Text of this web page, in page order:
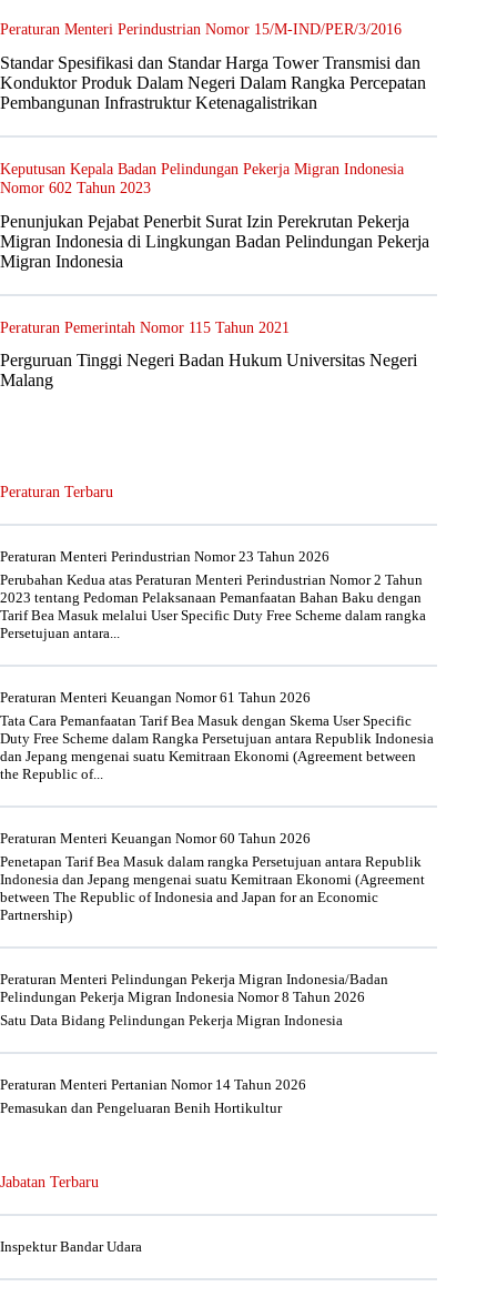
Peraturan Menteri Perindustrian Nomor 15/M-IND/PER/3/2016
Standar Spesifikasi dan Standar Harga Tower Transmisi dan
Konduktor Produk Dalam Negeri Dalam Rangka Percepatan
Pembangunan Infrastruktur Ketenagalistrikan
Keputusan Kepala Badan Pelindungan Pekerja Migran Indonesia
Nomor 602 Tahun 2023
Penunjukan Pejabat Penerbit Surat Izin Perekrutan Pekerja
Migran Indonesia di Lingkungan Badan Pelindungan Pekerja
Migran Indonesia
Peraturan Pemerintah Nomor 115 Tahun 2021
Perguruan Tinggi Negeri Badan Hukum Universitas Negeri
Malang
Peraturan Terbaru
Peraturan Menteri Perindustrian Nomor 23 Tahun 2026
Perubahan Kedua atas Peraturan Menteri Perindustrian Nomor 2 Tahun
2023 tentang Pedoman Pelaksanaan Pemanfaatan Bahan Baku dengan
Tarif Bea Masuk melalui User Specific Duty Free Scheme dalam rangka
Persetujuan antara...
Peraturan Menteri Keuangan Nomor 61 Tahun 2026
Tata Cara Pemanfaatan Tarif Bea Masuk dengan Skema User Specific
Duty Free Scheme dalam Rangka Persetujuan antara Republik Indonesia
dan Jepang mengenai suatu Kemitraan Ekonomi (Agreement between
the Republic of...
Peraturan Menteri Keuangan Nomor 60 Tahun 2026
Penetapan Tarif Bea Masuk dalam rangka Persetujuan antara Republik
Indonesia dan Jepang mengenai suatu Kemitraan Ekonomi (Agreement
between The Republic of Indonesia and Japan for an Economic
Partnership)
Peraturan Menteri Pelindungan Pekerja Migran Indonesia/Badan
Pelindungan Pekerja Migran Indonesia Nomor 8 Tahun 2026
Satu Data Bidang Pelindungan Pekerja Migran Indonesia
Peraturan Menteri Pertanian Nomor 14 Tahun 2026
Pemasukan dan Pengeluaran Benih Hortikultur
Jabatan Terbaru
Inspektur Bandar Udara